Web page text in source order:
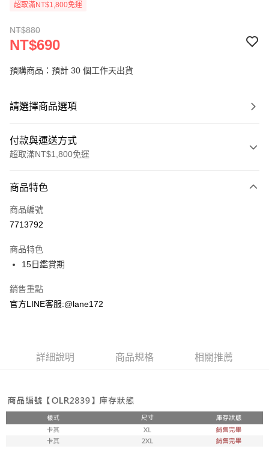
超取滿NT$1,800免運
NT$880
NT$690
預購商品：預計 30 個工作天出貨
請選擇商品選項
付款與運送方式
超取滿NT$1,800免運
信用卡一次付款
超商取貨付款
Apple Pay
街口支付
悠遊付
運送方式
付款後全家取貨
每筆NT$100，滿NT$1,800(含以上)免運費
商品特色
商品編號
7713792
商品特色
15日鑑賞期
銷售重點
官方LINE客服:@lane172
詳細說明 商品規格 相關推薦